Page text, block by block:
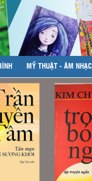
MỸ THUẬT - ÂM NHẠC